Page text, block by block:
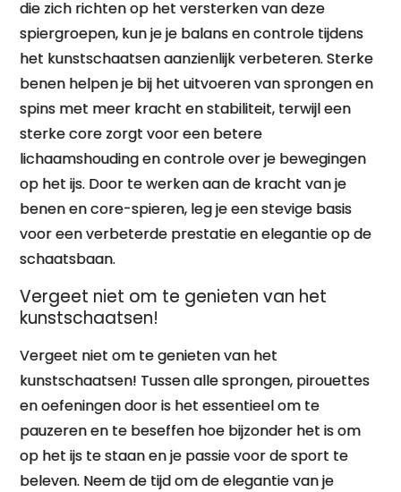
die zich richten op het versterken van deze
spiergroepen, kun je je balans en controle tijdens
het kunstschaatsen aanzienlijk verbeteren. Sterke
benen helpen je bij het uitvoeren van sprongen en
spins met meer kracht en stabiliteit, terwijl een
sterke core zorgt voor een betere
lichaamshouding en controle over je bewegingen
op het ijs. Door te werken aan de kracht van je
benen en core-spieren, leg je een stevige basis
voor een verbeterde prestatie en elegantie op de
schaatsbaan.
Vergeet niet om te genieten van het
kunstschaatsen!
Vergeet niet om te genieten van het
kunstschaatsen! Tussen alle sprongen, pirouettes
en oefeningen door is het essentieel om te
pauzeren en te beseffen hoe bijzonder het is om
op het ijs te staan en je passie voor de sport te
beleven. Neem de tijd om de elegantie van je